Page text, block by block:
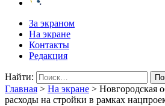
За экраном
На экране
Контакты
Редакция
Найти:
Главная > На экране > Новгородская
расходы на стройки в рамках